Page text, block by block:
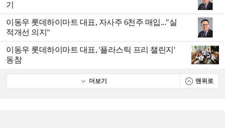
기
이동우 롯데하이마트 대표, 자사주 6천주 매입..."실
적개선 의지"
이동우 롯데하이마트 대표, '플라스틱 프리 챌린지'
동참
더보기 맨위로